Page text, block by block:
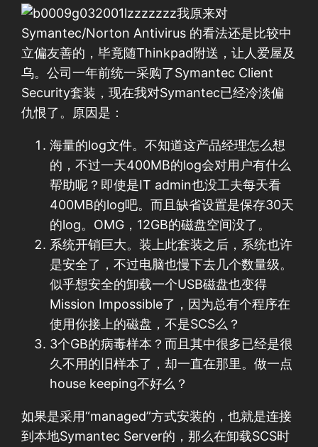
我原来对
Symantec/Norton Antivirus 的看法还是比较中
立偏友善的，毕竟随Thinkpad附送，让人爱屋及
乌。公司一年前统一采购了Symantec Client
Security套装，现在我对Symantec已经冷淡偏
仇恨了。原因是：
海量的log文件。不知道这产品经理怎么想
的，不过一天400MB的log会对用户有什么
帮助呢？即使是IT admin也没工夫每天看
400MB的log吧。而且缺省设置是保存30天
的log。OMG，12GB的磁盘空间没了。
系统开销巨大。装上此套装之后，系统也许
是安全了，不过电脑也慢下去几个数量级。
似乎想安全的卸载一个USB磁盘也变得
Mission Impossible了，因为总有个程序在
使用你接上的磁盘，不是SCS么？
3个GB的病毒样本？而且其中很多已经是很
久不用的旧样本了，却一直在那里。做一点
house keeping不好么？
如果是采用“managed”方式安装的，也就是连接
到本地Symantec Server的，那么在卸载SCS时